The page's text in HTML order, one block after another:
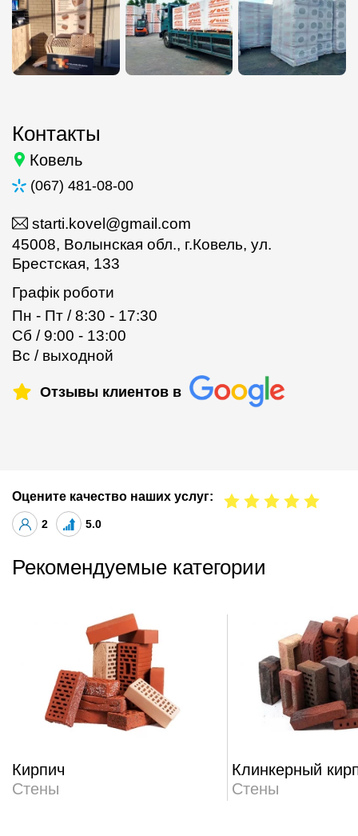
Контакты
Ковель
(067) 481-08-00
starti.kovel@gmail.com
45008, Волынская обл., г.Ковель, ул.
Брестская, 133
Графік роботи
Пн - Пт / 8:30 - 17:30
Сб / 9:00 - 13:00
Вс / выходной
Отзывы клиентов в
Оцените качество наших услуг:
2 5.0
Рекомендуемые категории
Кирпич
Стены
Клинкерный
Стены